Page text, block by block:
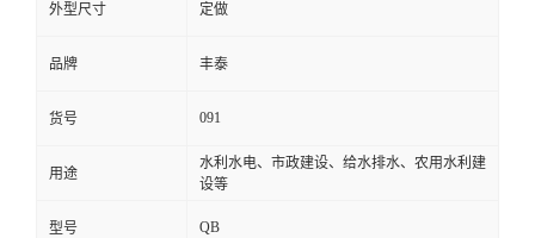
外型尺寸 定做
品牌 丰泰
货号 091
用途
水利水电、市政建设、给水排水、农用水利建
设等
型号 QB